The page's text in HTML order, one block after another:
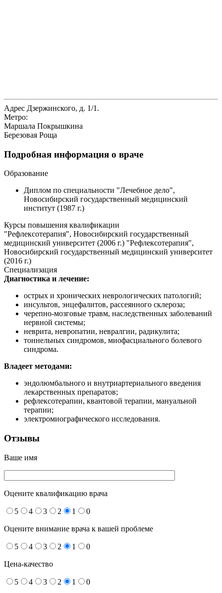
Адрес Дзержинского, д. 1/1.
Метро:
Маршала Покрышкина
Березовая Роща
Подробная информация о враче
Образование
Диплом по специальности "Лечебное дело",
Новосибирский государственный медицинский
институт (1987 г.)
Курсы повышения квалификации
"Рефлексотерапия", Новосибирский государственный
медицинский университет (2006 г.) "Рефлексотерапия",
Новосибирский государственный медицинский университет
(2016 г.)
Специализация
Диагностика и лечение:
острых и хронических неврологических патологий;
инсультов, энцефалитов, рассеянного склероза;
черепно-мозговые травм, наследственных заболеваний
нервной системы;
неврита, невропатии, невралгии, радикулита;
тоннельных синдромов, миофасциального болевого
синдрома.
Владеет методами:
эндолюмбального и внутриартериального введения
лекарственных препаратов;
рефлексотерапии, квантовой терапии, мануальной
терапии;
электромиографического исследования.
Отзывы
Ваше имя
Оцените квалификацию врача
5 4 3 2 1 0
Оцените внимание врача к вашей проблеме
5 4 3 2 1 0
Цена-качество
5 4 3 2 1 0